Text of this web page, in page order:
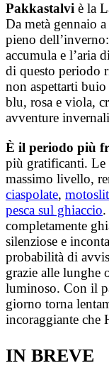
Pakkastalvi è la
Da metà gennaio
pieno
accumula e l’aria
di questo periodo
non aspettarti
blu, rosa e viola,
avventure
È il periodo più
più gratificanti. Le
massimo livello,
ciaspolate,
pesca sul ghiaccio
completamente
silenziose e
probabilità di
grazie alle lunghe
luminoso. Con il
giorno torna
incoraggiante che
IN BREVE